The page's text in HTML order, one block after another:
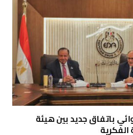
باتفاق جديد بين هيئة
الفكرية